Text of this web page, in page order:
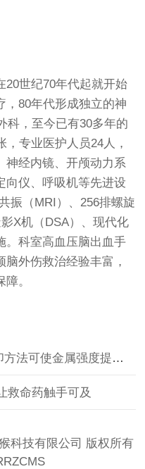
20世纪70年代起就开始
，80年代形成独立的神
科，至今已有30多年的
专业医护人员24人，
神经内镜、开颅动力系
向仪、呼吸机等先进设
振（MRI）、256排螺旋
X机（DSA）、现代化
。科室高血压脑出血手
外伤救治经验丰富，
。
可使金属强度提升20倍
救命药触手可及
科技有限公司 版权所有